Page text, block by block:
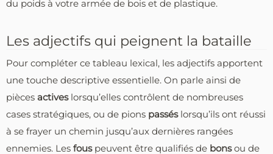
du poids à votre armée de bois et de plastique.
Les adjectifs qui peignent la bataille
Pour compléter ce tableau lexical, les adjectifs apportent
une touche descriptive essentielle. On parle ainsi de
pièces actives lorsqu’elles contrôlent de nombreuses
cases stratégiques, ou de pions passés lorsqu’ils ont réussi
à se frayer un chemin jusqu’aux dernières rangées
ennemies. Les fous peuvent être qualifiés de bonsou de